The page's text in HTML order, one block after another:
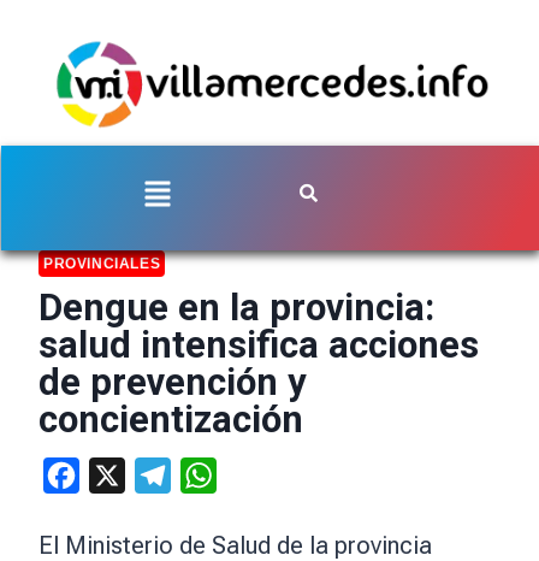
PROVINCIALES
Dengue en la provincia:
salud intensifica acciones
de prevención y
concientización
Facebook Telegram
El Ministerio de Salud de la provincia